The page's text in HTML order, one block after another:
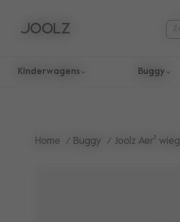
Kinderwagens Buggy
Home Buggy Joolz Aer² wieg